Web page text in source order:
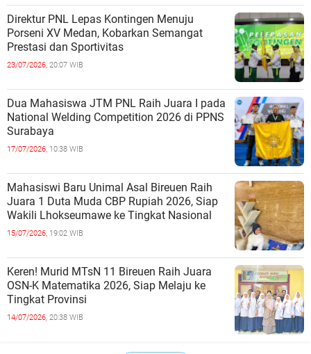
Direktur PNL Lepas Kontingen Menuju
Porseni XV Medan, Kobarkan Semangat
Prestasi dan Sportivitas
23/07/2026, 20:07 WIB
Dua Mahasiswa JTM PNL Raih Juara I pada
National Welding Competition 2026 di PPNS
Surabaya
17/07/2026, 10:38 WIB
Mahasiswi Baru Unimal Asal Bireuen Raih
Juara 1 Duta Muda CBP Rupiah 2026, Siap
Wakili Lhokseumawe ke Tingkat Nasional
15/07/2026, 19:02 WIB
Keren! Murid MTsN 11 Bireuen Raih Juara
OSN-K Matematika 2026, Siap Melaju ke
Tingkat Provinsi
14/07/2026, 20:38 WIB